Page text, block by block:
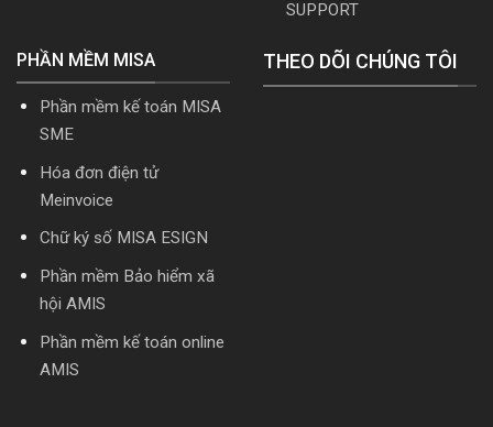
SUPPORT
PHẦN MỀM MISA
Phần mềm kế toán MISA
SME
Hóa đơn điện tử
Meinvoice
Chữ ký số MISA ESIGN
Phần mềm Bảo hiểm xã
hội AMIS
Phần mềm kế toán online
AMIS
THEO DÕI CHÚNG TÔI